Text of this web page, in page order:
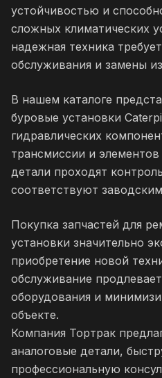
устойчивостью и
сложных климатических
надежная техника
обслуживания и замены
В нашем каталоге
буровые установки
гидравлических
трансмиссии и
детали проходят
соответствуют
Покупка запчастей для
установки значительно
приобретение новой
обслуживание
оборудования и
объекте.
Компания Тортрак
аналоговые детали,
профессиональную